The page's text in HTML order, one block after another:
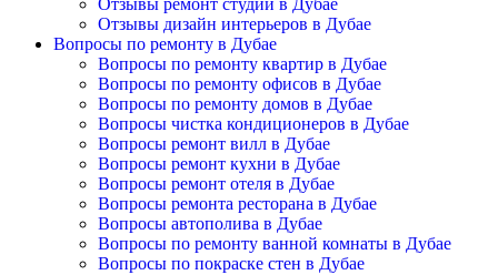
Отзывы ремонт студии в Дубае
Отзывы дизайн интерьеров в Дубае
Вопросы по ремонту в Дубае
Вопросы по ремонту квартир в Дубае
Вопросы по ремонту офисов в Дубае
Вопросы по ремонту домов в Дубае
Вопросы чистка кондиционеров в Дубае
Вопросы ремонт вилл в Дубае
Вопросы ремонт кухни в Дубае
Вопросы ремонт отеля в Дубае
Вопросы ремонта ресторана в Дубае
Вопросы автополива в Дубае
Вопросы по ремонту ванной комнаты в Дубае
Вопросы по покраске стен в Дубае